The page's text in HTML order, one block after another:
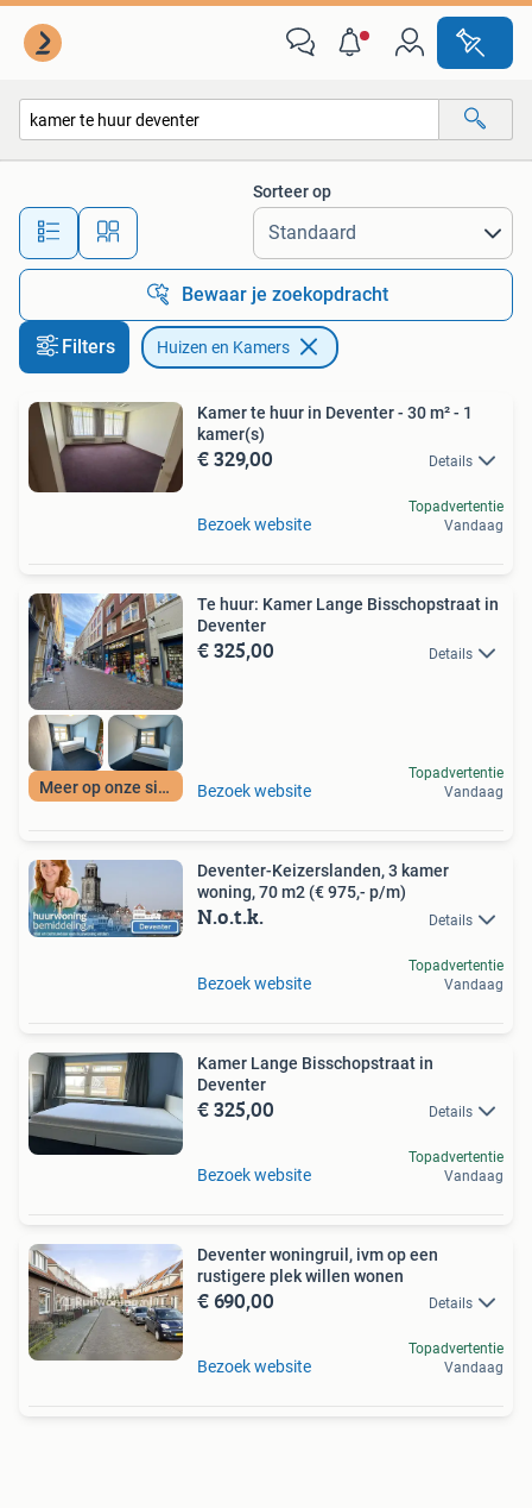
Alle afstanden…
Sorteer op
Bewaar je zoekopdracht
Filters Huizen en Kamers
Kamer te huur in Deventer - 30 m² - 1
kamer(s)
€ 329,00 Details
Bezoek website
Topadvertentie
Vandaag
Meer op onze site
Te huur: Kamer Lange Bisschopstraat in
Deventer
€ 325,00 Details
Bezoek website
Topadvertentie
Vandaag
Deventer-Keizerslanden, 3 kamer
woning, 70 m2 (€ 975,- p/m)
N.o.t.k. Details
Bezoek website
Topadvertentie
Vandaag
Kamer Lange Bisschopstraat in
Deventer
€ 325,00 Details
Bezoek website
Topadvertentie
Vandaag
Deventer woningruil, ivm op een
rustigere plek willen wonen
€ 690,00 Details
Bezoek website
Topadvertentie
Vandaag